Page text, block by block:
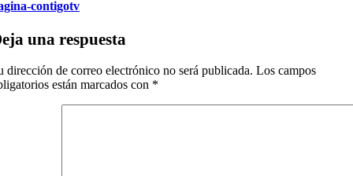
contigotv
una respuesta
dirección de correo electrónico no será publicada. Los campos
están marcados con *